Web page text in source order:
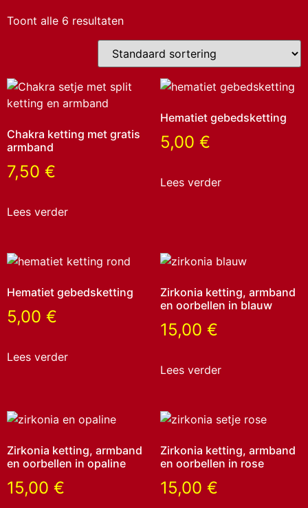
Toont alle 6 resultaten
Chakra ketting met gratis
armband
7,50 €
Lees verder
Hematiet gebedsketting
5,00 €
Lees verder
Hematiet gebedsketting
5,00 €
Lees verder
Zirkonia ketting, armband
en oorbellen in blauw
15,00 €
Lees verder
Zirkonia ketting, armband
en oorbellen in opaline
15,00 €
Zirkonia ketting, armband
en oorbellen in rose
15,00 €